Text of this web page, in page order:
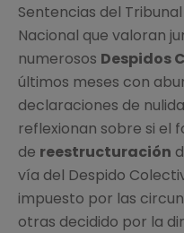
Sentencias del
Nacional que valoran
numerosos Despidos
últimos meses con
declaraciones de
reflexionan sobre si el
de reestructuración
vía del Despido
impuesto por las
otras decidido por la